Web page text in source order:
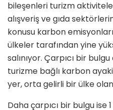
bileşenleri turizm
alışveriş ve gıda
konusu karbon
ülkeler tarafından yine
salınıyor. Çarpıcı bir
turizme bağlı karbon
yer, orta gelirli bir ülke
Daha çarpıcı bir bulgu ise